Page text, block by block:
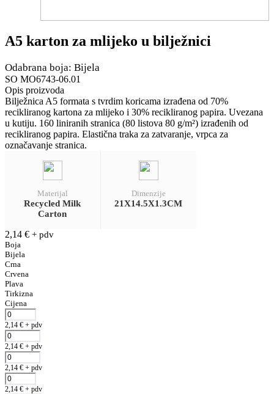
A5 karton za mlijeko u bilježnici
Odabrana boja: Bijela
SO MO6743-06.01
Opis proizvoda
Bilježnica A5 formata s tvrdim koricama izrađena od 70%
recikliranog kartona za mlijeko i 30% recikliranog papira. Uvezana
u kutiju. 160 liniranih stranica (80 listova 80 g/m²) izrađenih od
recikliranog papira. Elastična traka za zatvaranje, vrpca za
označavanje stranica.
Materijal
Recycled Milk
Carton
Dimenzije
21X14.5X1.3CM
2,14 € + pdv
Boja
Bijela
Crna
Crvena
Plava
Tirkizna
Cijena
2,14 € + pdv
2,14 € + pdv
2,14 € + pdv
2,14 € + pdv